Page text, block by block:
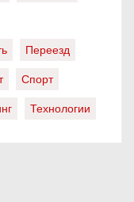
Переезд
Спорт
Технологии